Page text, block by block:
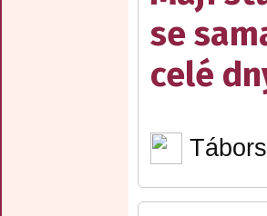
se
celé